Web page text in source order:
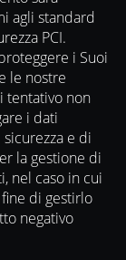
agli standard
PCI.
i Suoi
le nostre
tentativo non
i dati
e di
la gestione di
nel caso in cui
di gestirlo
negativo